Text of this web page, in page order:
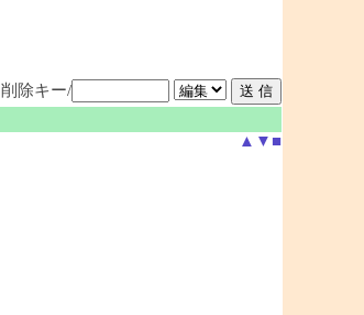
削除キー/
▲ ▼ ■